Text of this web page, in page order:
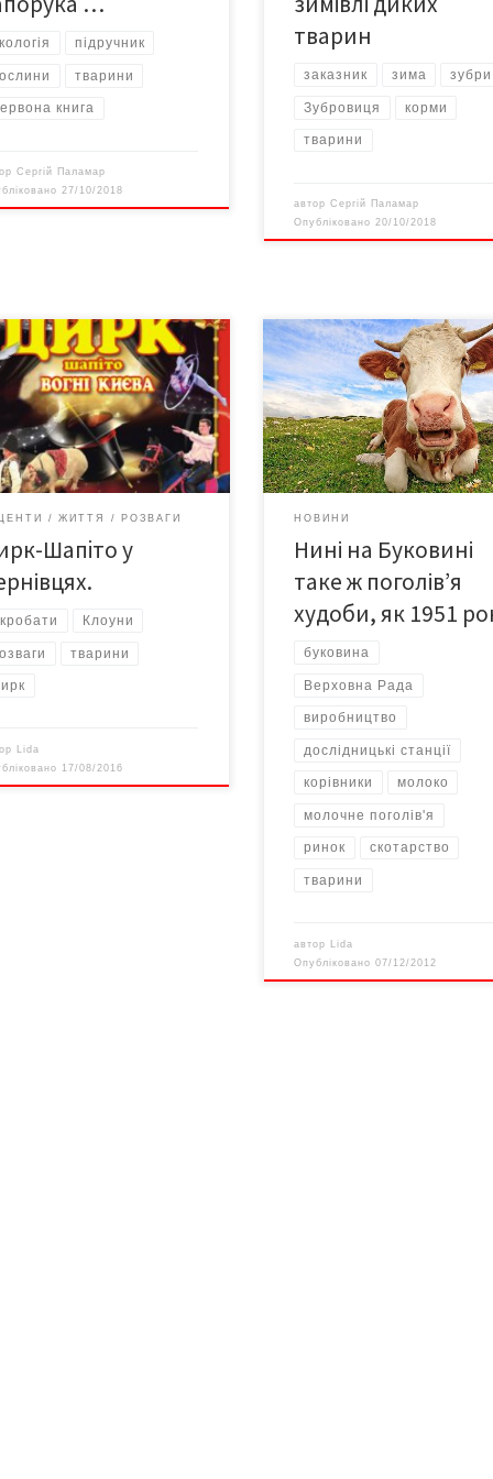
підручник
тварини
книга
Сергій Паламар
27/10/2018
тварин
заказник зима зубри
Зубровиця корми
тварини
авторСергій Паламар
Опубліковано20/10/2018
мешканцi та гостi мiста
Гостинно запрошуємо вас
по 28 серпня на площу стадіону
де вiдбудуться
вистави Єдиного в Українi
Державного Цирку-
“ВОГНI КИЄВА”! Вiдвiдавши
виступи повiтряних
захоплюючі польоти під
цирку без страховки;
повітряні кільце […]
ЖИТТЯ РОЗВАГИ
Шапiто у
Клоуни
тварини
Lida
17/08/2016
Регрес, на жаль, триває. Хоча
занедбана – і в підсумку майже
знищена – інфраструктура
скотарства ще «дихає»,
науковцям-ентузіастам та
підприємцям. Однак і вони
втрачають останню надію. Тож
нам усе частіше доводиться
споживати «зрощене» хімією, а
Чернівецький молокозавод та
[…]
НОВИНИ
Нині на Буковині
таке ж поголів’я
худоби, як 1951
буковина
Верховна Рада
виробництво
дослідницькі станції
корівники молоко
молочне поголів'я
ринок скотарство
тварини
автор
Lida
Опубліковано07/12/2012